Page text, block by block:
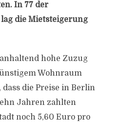
In 77 der
die Mietsteigerung
hohe Zuzug
Wohnraum
die Preise in Berlin
Jahren zahlten
noch 5,60 Euro pro